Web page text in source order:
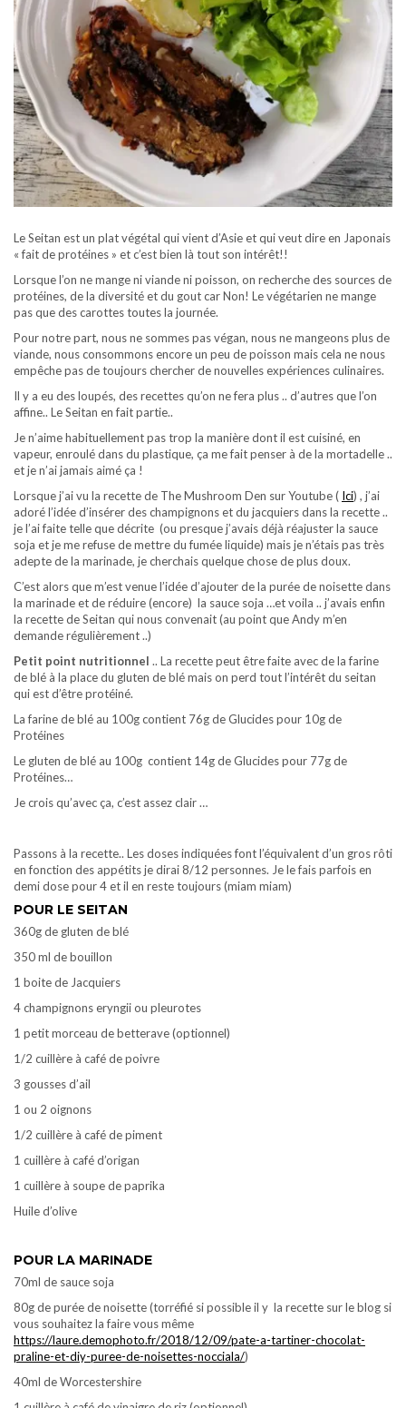
Le Seitan est un plat végétal qui vient d’Asie et qui veut dire en Japonais
« fait de protéines » et c’est bien là tout son intérêt!!
Lorsque l’on ne mange ni viande ni poisson, on recherche des sources de
protéines, de la diversité et du gout car Non! Le végétarien ne mange
pas que des carottes toutes la journée.
Pour notre part, nous ne sommes pas végan, nous ne mangeons plus de
viande, nous consommons encore un peu de poisson mais cela ne nous
empêche pas de toujours chercher de nouvelles expériences culinaires.
Il y a eu des loupés, des recettes qu’on ne fera plus .. d’autres que l’on
affine.. Le Seitan en fait partie..
Je n’aime habituellement pas trop la manière dont il est cuisiné, en
vapeur, enroulé dans du plastique, ça me fait penser à de la mortadelle ..
et je n’ai jamais aimé ça !
Lorsque j’ai vu la recette de The Mushroom Den sur Youtube ( Ici) , j’ai
adoré l’idée d’insérer des champignons et du jacquiers dans la recette ..
je l’ai faite telle que décrite (ou presque j’avais déjà réajuster la sauce
soja et je me refuse de mettre du fumée liquide) mais je n’étais pas très
adepte de la marinade, je cherchais quelque chose de plus doux.
C’est alors que m’est venue l’idée d’ajouter de la purée de noisette dans
la marinade et de réduire (encore) la sauce soja …et voila .. j’avais enfin
la recette de Seitan qui nous convenait (au point que Andy m’en
demande régulièrement ..)
Petit point nutritionnel .. La recette peut être faite avec de la farine
de blé à la place du gluten de blé mais on perd tout l’intérêt du seitan
qui est d’être protéiné.
La farine de blé au 100g contient 76g de Glucides pour 10g de
Protéines
Le gluten de blé au 100g contient 14g de Glucides pour 77g de
Protéines…
Je crois qu’avec ça, c’est assez clair …
Passons à la recette.. Les doses indiquées font l’équivalent d’un gros rôti
en fonction des appétits je dirai 8/12 personnes. Je le fais parfois en
demi dose pour 4 et il en reste toujours (miam miam)
POUR LE SEITAN
360g de gluten de blé
350 ml de bouillon
1 boite de Jacquiers
4 champignons eryngii ou pleurotes
1 petit morceau de betterave (optionnel)
1/2 cuillère à café de poivre
3 gousses d’ail
1 ou 2 oignons
1/2 cuillère à café de piment
1 cuillère à café d’origan
1 cuillère à soupe de paprika
Huile d’olive
POUR LA MARINADE
70ml de sauce soja
80g de purée de noisette (torréfié si possible il y la recette sur le blog si
vous souhaitez la faire vous même
https://laure.demophoto.fr/2018/12/09/pate-a-tartiner-chocolat-
praline-et-diy-puree-de-noisettes-nocciala/)
40ml de Worcestershire